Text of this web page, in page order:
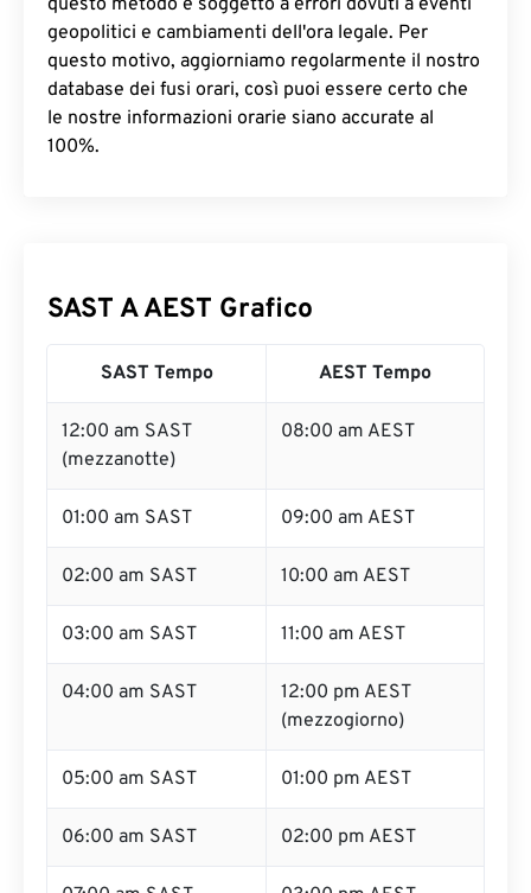
questo metodo è soggetto a errori dovuti a eventi
geopolitici e cambiamenti dell'ora legale. Per
questo motivo, aggiorniamo regolarmente il nostro
database dei fusi orari, così puoi essere certo che
le nostre informazioni orarie siano accurate al
100%.
SAST A AEST Grafico
SAST Tempo AEST Tempo
12:00 am SAST
(mezzanotte)
08:00 am AEST
01:00 am SAST 09:00 am AEST
02:00 am SAST 10:00 am AEST
03:00 am SAST 11:00 am AEST
04:00 am SAST
12:00 pm AEST
(mezzogiorno)
05:00 am SAST 01:00 pm AEST
06:00 am SAST 02:00 pm AEST